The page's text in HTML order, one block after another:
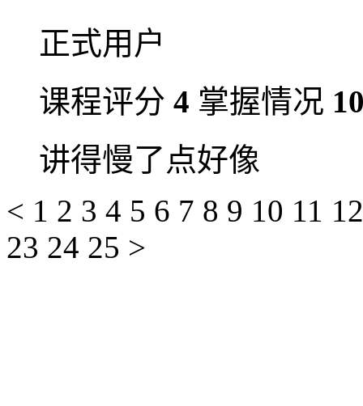
正式用户
课程评分 4 掌握情况
讲得慢了点好像
< 1 2 3 4 5 6 7 8 9 10 11
23 24 25 >